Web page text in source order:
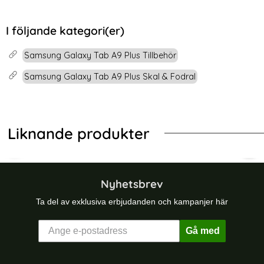
I följande kategori(er)
Samsung Galaxy Tab A9 Plus Tillbehör
Samsung Galaxy Tab A9 Plus Skal & Fodral
Liknande produkter
Shockproof Med Rem (Svart)
Galaxy Tab A9 Skal 360 Rotation Shockproof Med Rem
Samsung Galaxy Tab A9 Plus Skal
Nyhetsbrev
Ta del av exklusiva erbjudanden och kampanjer här
Gå med